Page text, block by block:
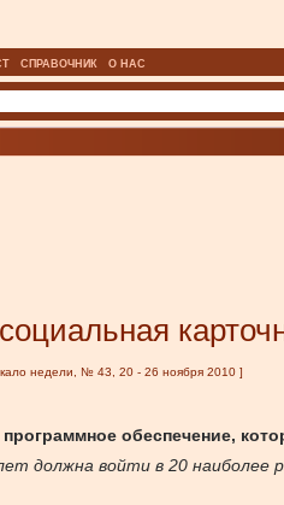
СПРАВОЧНИК О НАС
недели, № 43, 20 - 26 ноября 2010 ]
программное обеспечение,
должна войти в 20 наиболее